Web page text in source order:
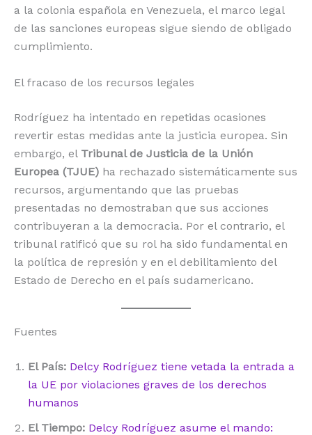
a la colonia española en Venezuela, el marco legal
de las sanciones europeas sigue siendo de obligado
cumplimiento.
El fracaso de los recursos legales
Rodríguez ha intentado en repetidas ocasiones
revertir estas medidas ante la justicia europea. Sin
embargo, el Tribunal de Justicia de la Unión
Europea (TJUE) ha rechazado sistemáticamente sus
recursos, argumentando que las pruebas
presentadas no demostraban que sus acciones
contribuyeran a la democracia. Por el contrario, el
tribunal ratificó que su rol ha sido fundamental en
la política de represión y en el debilitamiento del
Estado de Derecho en el país sudamericano.
Fuentes
El País: Delcy Rodríguez tiene vetada la entrada a
la UE por violaciones graves de los derechos
humanos
El Tiempo: Delcy Rodríguez asume el mando: